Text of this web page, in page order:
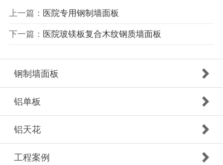
上一篇： 医院专用钢制墙面板
下一篇： 医院玻镁板复合木纹钢质墙面板
钢制墙面板
铝单板
铝天花
工程案例